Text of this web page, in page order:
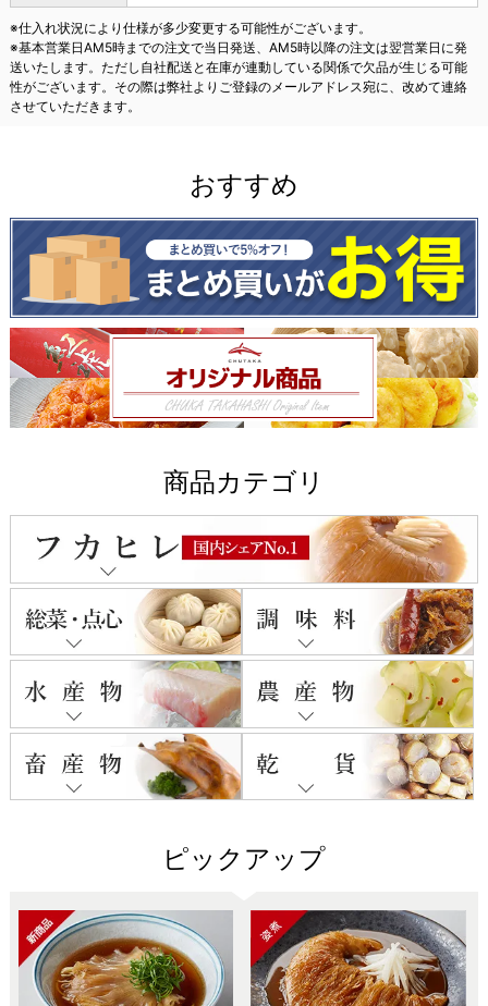
※仕入れ状況により仕様が多少変更する可能性がございます。
※基本営業日AM5時までの注文で当日発送、AM5時以降の注文は翌営業日に発
送いたします。ただし自社配送と在庫が連動している関係で欠品が生じる可能
性がございます。その際は弊社よりご登録のメールアドレス宛に、改めて連絡
させていただきます。
おすすめ
商品カテゴリ
ピックアップ